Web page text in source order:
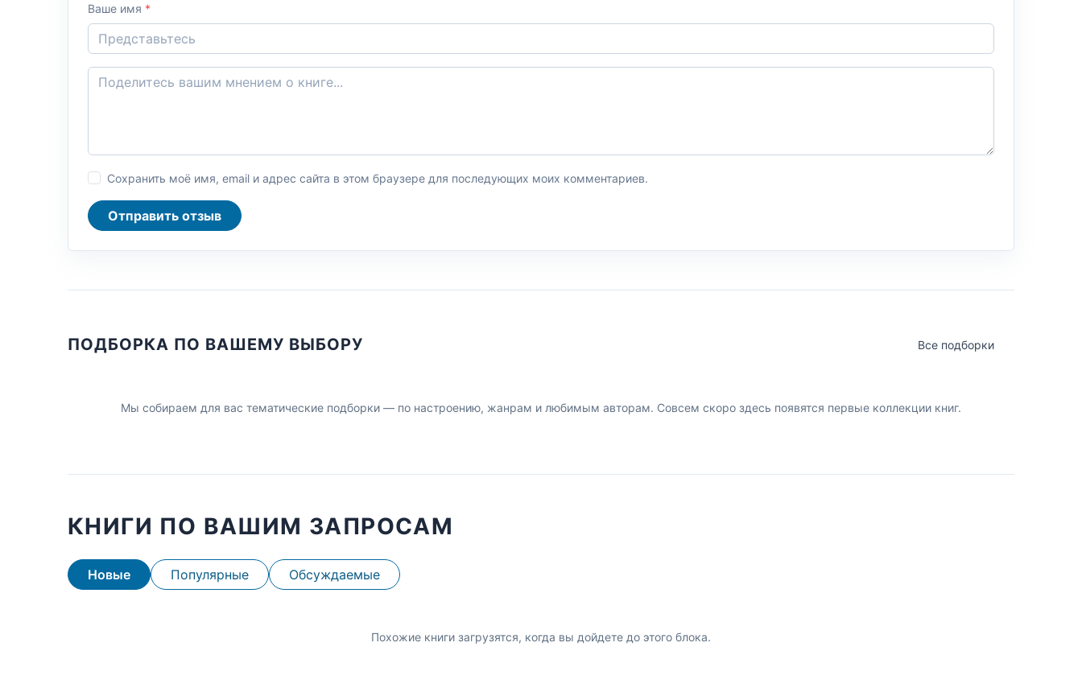
Ваше имя *
Сохранить моё имя, email и адрес сайта в этом браузере для последующих моих комментариев.
Отправить отзыв
ПОДБОРКА ПО ВАШЕМУ ВЫБОРУ Все подборки
Мы собираем для вас тематические подборки — по настроению, жанрам и любимым авторам. Совсем скоро здесь появятся первые коллекции книг.
КНИГИ ПО ВАШИМ ЗАПРОСАМ
Новые Популярные Обсуждаемые
Похожие книги загрузятся, когда вы дойдете до этого блока.